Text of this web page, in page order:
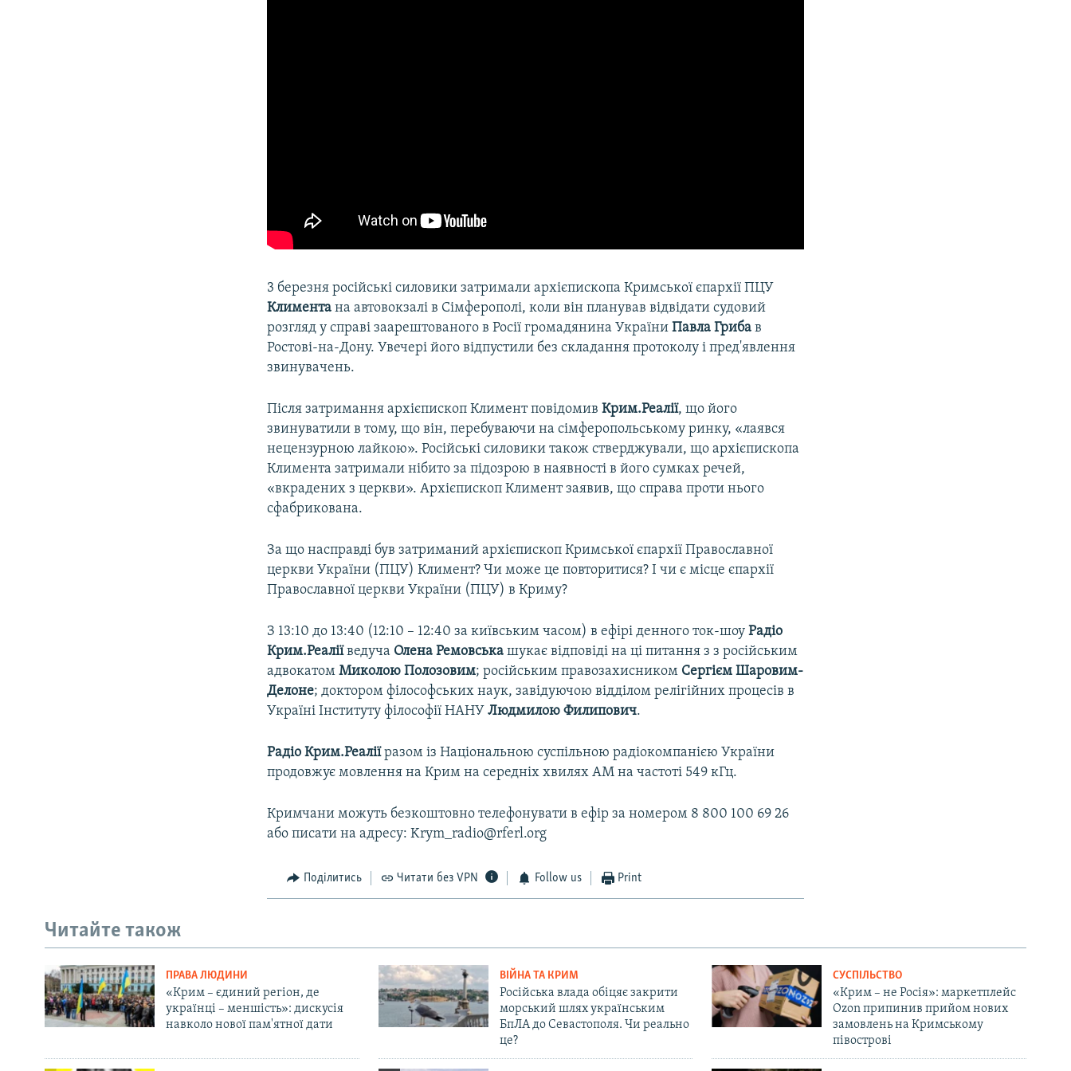
3 березня російські силовики затримали архієпископа Кримської єпархії ПЦУ
Климента на автовокзалі в Сімферополі, коли він планував відвідати судовий
розгляд у справі заарештованого в Росії громадянина УкраїниПавла Гриба в
Ростові-на-Дону. Увечері його відпустили без складання протоколу і пред'явлення
звинувачень.
Після затримання архієпископ Климент повідомивКрим.Реалії, що його
звинуватили в тому, що він, перебуваючи на сімферопольському ринку, «лаявся
нецензурною лайкою». Російські силовики також стверджували, що архієпископа
Климента затримали нібито за підозрою в наявності в його сумках речей,
«вкрадених з церкви». Архієпископ Климент заявив, що справа проти нього
сфабрикована.
За що насправді був затриманий архієпископ Кримської єпархії Православної
церкви України (ПЦУ) Климент? Чи може це повторитися? І чи є місце єпархії
Православної церкви України (ПЦУ) в Криму?
З 13:10 до 13:40 (12:10 – 12:40 за київським часом) в ефірі денного ток-шоуРадіо
Крим.Реаліїведуча Олена Ремовська шукає відповіді на ці питання з з російським
адвокатомМиколою Полозовим; російським правозахисником Сергієм Шаровим-
Делоне; доктором філософських наук, завідуючою відділом релігійних процесів в
Україні Інституту філософії НАНУЛюдмилою Филипович.
Радіо Крим.Реаліїразом із Національною суспільною радіокомпанією України
продовжує мовлення на Крим на середніх хвилях АМ на частоті 549 кГц.
Кримчани можуть безкоштовно телефонувати в ефір за номером 8 800 100 69 26
або писати на адресу: Krym_radio@rferl.org
Поділитись Читати без VPN Follow us Print
Читайте також
ПРАВА ЛЮДИНИ
«Крим – єдиний регіон, де
українці – меншість»: дискусія
навколо нової пам'ятної дати
ВІЙНА ТА КРИМ
Російська влада обіцяє закрити
морський шлях українським
БпЛА до Севастополя. Чи реально
це?
СУСПІЛЬСТВО
«Крим – не Росія»: маркетплейс
Ozon припинив прийом нових
замовлень на Кримському
півострові